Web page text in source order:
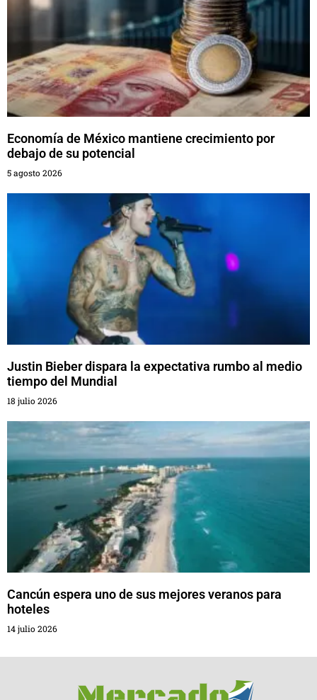
Economía de México mantiene crecimiento por
debajo de su potencial
5 agosto 2026
Justin Bieber dispara la expectativa rumbo al medio
tiempo del Mundial
18 julio 2026
Cancún espera uno de sus mejores veranos para
hoteles
14 julio 2026